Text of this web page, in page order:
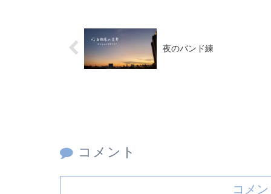
夜のバンド練
コメント
コメ